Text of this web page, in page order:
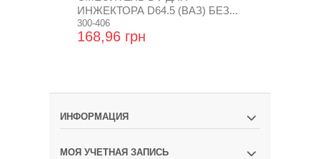
ИНЖЕКТОРА D64.5 (ВАЗ) БЕЗ...
300-406
168,96 грн
ИНФОРМАЦИЯ
МОЯ УЧЕТНАЯ ЗАПИСЬ